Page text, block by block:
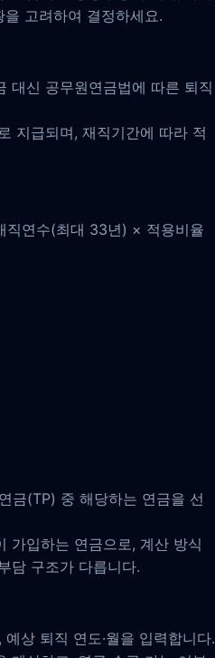
고려하여 결정하세요.
대신 공무원연금법에 따른 퇴직
지급되며, 재직기간에 따라 적
직연수(최대 33년) × 적용비율
금(TP) 중 해당하는 연금을 선
가입하는 연금으로, 계산 방식
담 구조가 다릅니다.
상 퇴직 연도·월을 입력합니다.